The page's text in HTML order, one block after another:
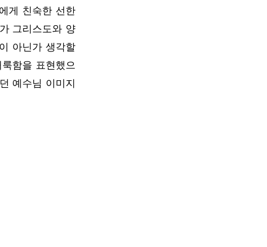
게 친숙한 선한
그리스도와 양
아닌가 생각할
함을 표현했으
예수님 이미지